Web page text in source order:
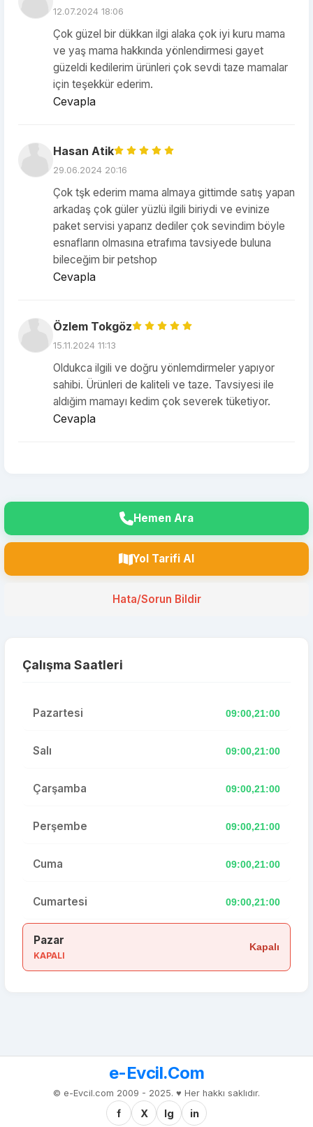
12.07.2024 18:06
Çok güzel bir dükkan ilgi alaka çok iyi kuru mama
ve yaş mama hakkında yönlendirmesi gayet
güzeldi kedilerim ürünleri çok sevdi taze mamalar
için teşekkür ederim.
Cevapla
Hasan Atik
29.06.2024 20:16
Çok tşk ederim mama almaya gittimde satış yapan
arkadaş çok güler yüzlü ilgili biriydi ve evinize
paket servisi yaparız dediler çok sevindim böyle
esnafların olmasına etrafıma tavsiyede buluna
bileceğim bir petshop
Cevapla
Özlem Tokgöz
15.11.2024 11:13
Oldukca ilgili ve doğru yönlemdirmeler yapıyor
sahibi. Ürünleri de kaliteli ve taze. Tavsiyesi ile
aldığim mamayı kedim çok severek tüketiyor.
Cevapla
Hemen Ara
Yol Tarifi Al
Hata/Sorun Bildir
Çalışma Saatleri
Pazartesi 09:00,21:00
Salı 09:00,21:00
Çarşamba 09:00,21:00
Perşembe 09:00,21:00
Cuma 09:00,21:00
Cumartesi 09:00,21:00
Pazar
KAPALI
Kapalı
e-Evcil.Com
© e-Evcil.com 2009 - 2025. ♥️ Her hakkı saklıdır.
f X Ig in